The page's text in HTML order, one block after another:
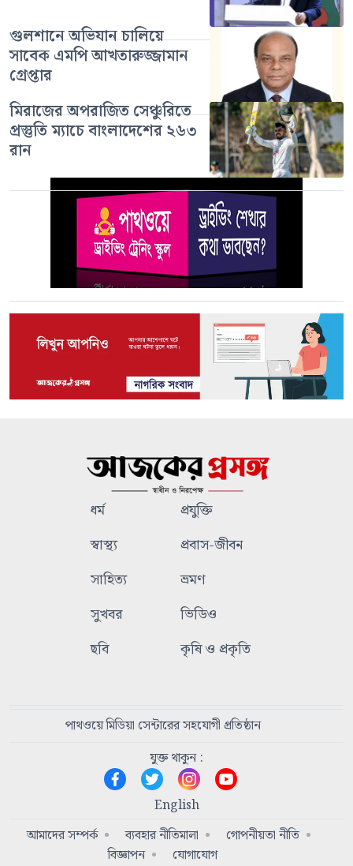
গুলশানে অভিযান চালিয়ে
সাবেক এমপি আখতারুজ্জামান
গ্রেপ্তার
মিরাজের অপরাজিত সেঞ্চুরিতে
প্রস্তুতি ম্যাচে বাংলাদেশের ২৬৩
রান
ধর্ম
প্রযুক্তি
স্বাস্থ্য
প্রবাস-জীবন
সাহিত্য
ভ্রমণ
সুখবর
ভিডিও
ছবি
কৃষি ও প্রকৃতি
পাথওয়ে মিডিয়া সেন্টারের সহযোগী প্রতিষ্ঠান
যুক্ত থাকুন :
English
আমাদের সম্পর্ক
ব্যবহার নীতিমালা
গোপনীয়তা নীতি
বিজ্ঞাপন
যোগাযোগ